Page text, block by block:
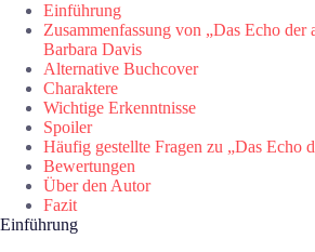
Einführung
Zusammenfassung von „Das Echo der
Barbara Davis
Alternative Buchcover
Charaktere
Wichtige Erkenntnisse
Spoiler
Häufig gestellte Fragen zu „Das Echo
Bewertungen
Über den Autor
Fazit
Einführung